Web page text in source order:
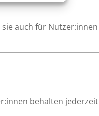
auch für Nutzer:innen
behalten jederzeit